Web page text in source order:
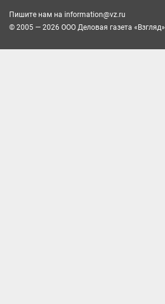
Пишите нам на information@vz.ru
© 2005 — 2026 ООО Деловая газета «Взгляд»